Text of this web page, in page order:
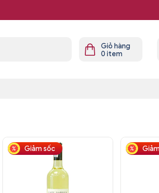
Giỏ hàng
0item
Giảm sốc